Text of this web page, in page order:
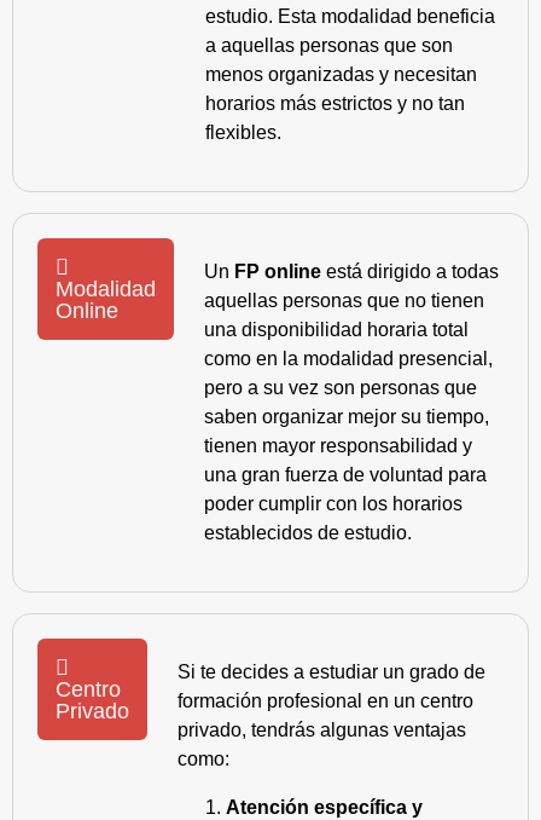
estudio. Esta modalidad beneficia
a aquellas personas que son
menos organizadas y necesitan
horarios más estrictos y no tan
flexibles.
Modalidad
Online
Un FP online está dirigido a todas
aquellas personas que no tienen
una disponibilidad horaria total
como en la modalidad presencial,
pero a su vez son personas que
saben organizar mejor su tiempo,
tienen mayor responsabilidad y
una gran fuerza de voluntad para
poder cumplir con los horarios
establecidos de estudio.
Centro
Privado
Si te decides a estudiar un grado de
formación profesional en un centro
privado, tendrás algunas ventajas
como:
Atención específica y